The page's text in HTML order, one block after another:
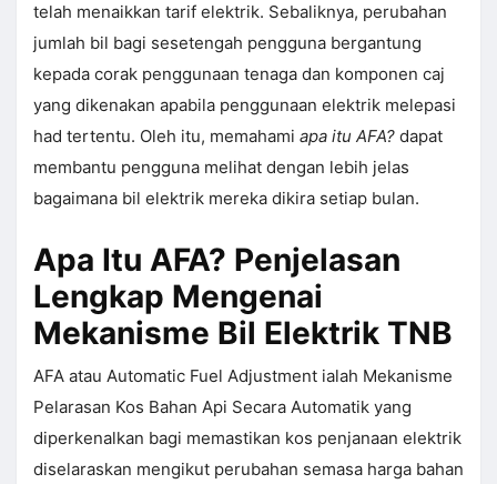
telah menaikkan tarif elektrik. Sebaliknya, perubahan
jumlah bil bagi sesetengah pengguna bergantung
kepada corak penggunaan tenaga dan komponen caj
yang dikenakan apabila penggunaan elektrik melepasi
had tertentu. Oleh itu, memahami apa itu AFA? dapat
membantu pengguna melihat dengan lebih jelas
bagaimana bil elektrik mereka dikira setiap bulan.
Apa Itu AFA? Penjelasan
Lengkap Mengenai
Mekanisme Bil Elektrik TNB
AFA atau Automatic Fuel Adjustment ialah Mekanisme
Pelarasan Kos Bahan Api Secara Automatik yang
diperkenalkan bagi memastikan kos penjanaan elektrik
diselaraskan mengikut perubahan semasa harga bahan